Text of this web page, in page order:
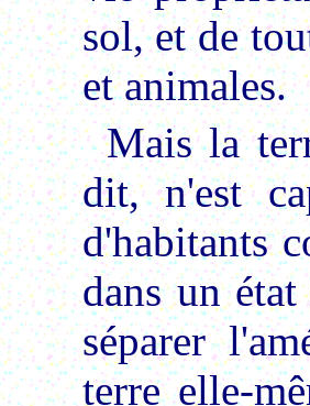
sol, et de
et animales.
Mais la
dit, n'est
d'habitants
dans un
séparer
terre elle-